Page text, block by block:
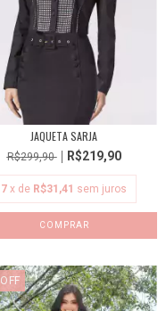
JAQUETA SARJA
R$299,90 R$219,90
7 x de R$31,41 sem juros
COMPRAR
OFF